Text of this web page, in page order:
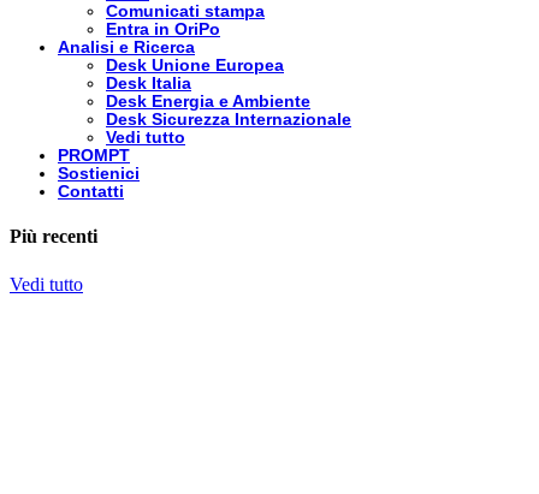
Comunicati stampa
Entra in OriPo
Analisi e Ricerca
Desk Unione Europea
Desk Italia
Desk Energia e Ambiente
Desk Sicurezza Internazionale
Vedi tutto
PROMPT
Sostienici
Contatti
Più recenti
Vedi tutto